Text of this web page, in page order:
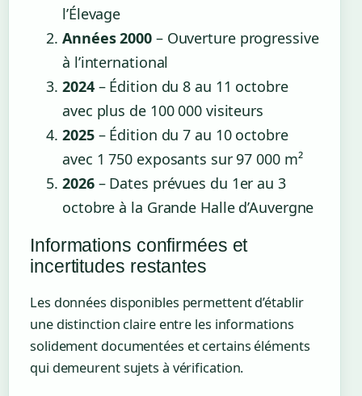
l’Élevage
Années 2000– Ouverture progressive
à l’international
2024– Édition du 8 au 11 octobre
avec plus de 100 000 visiteurs
2025– Édition du 7 au 10 octobre
avec 1 750 exposants sur 97 000 m²
2026– Dates prévues du 1er au 3
octobre à la Grande Halle d’Auvergne
Informations confirmées et
incertitudes restantes
Les données disponibles permettent d’établir
une distinction claire entre les informations
solidement documentées et certains éléments
qui demeurent sujets à vérification.